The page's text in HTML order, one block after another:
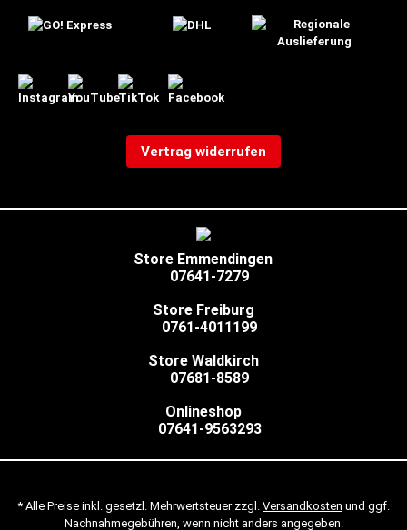
Vertrag widerrufen
Store Emmendingen
07641-7279
Store Freiburg
0761-4011199
Store Waldkirch
07681-8589
Onlineshop
07641-9563293
* Alle Preise inkl. gesetzl. Mehrwertsteuer zzgl. Versandkosten und ggf.
Nachnahmegebühren, wenn nicht anders angegeben.